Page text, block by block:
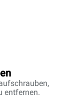
entfernen.